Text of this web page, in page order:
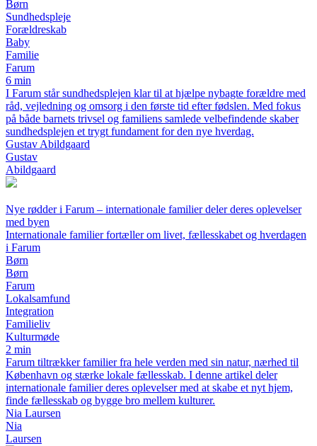
Børn
Sundhedspleje
Forældreskab
Baby
Familie
Farum
6 min
I Farum står sundhedsplejen klar til at hjælpe nybagte forældre med
råd, vejledning og omsorg i den første tid efter fødslen. Med fokus
på både barnets trivsel og familiens samlede velbefindende skaber
sundhedsplejen et trygt fundament for den nye hverdag.
Gustav Abildgaard
Gustav
Abildgaard
Nye rødder i Farum – internationale familier deler deres oplevelser
med byen
Internationale familier fortæller om livet, fællesskabet og hverdagen
i Farum
Børn
Børn
Farum
Lokalsamfund
Integration
Familieliv
Kulturmøde
2 min
Farum tiltrækker familier fra hele verden med sin natur, nærhed til
København og stærke lokale fællesskab. I denne artikel deler
internationale familier deres oplevelser med at skabe et nyt hjem,
finde fællesskab og bygge bro mellem kulturer.
Nia Laursen
Nia
Laursen